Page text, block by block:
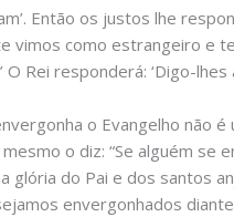
Então os justos lhe
vimos como estrangeiro e
O Rei responderá: ‘Digo-
o Evangelho não
mesmo o diz: “Se alguém
glória do Pai e dos santos
envergonhados